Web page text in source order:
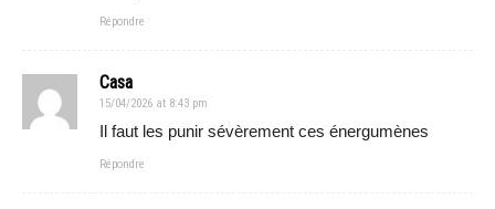
Répondre
Casa
15/04/2026 at 8:43 pm
Il faut les punir sévèrement ces énergumènes
Répondre